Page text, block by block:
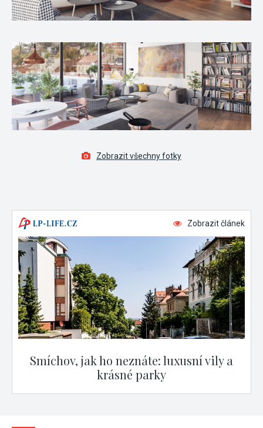
Zobrazit všechny fotky
Zobrazit článek
Smíchov, jak ho neznáte: luxusní vily a
krásné parky